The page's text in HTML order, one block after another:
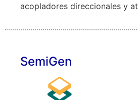
acopladores direccionales y
SemiGen